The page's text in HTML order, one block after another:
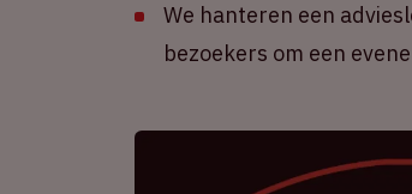
We hanteren een
bezoekers om een